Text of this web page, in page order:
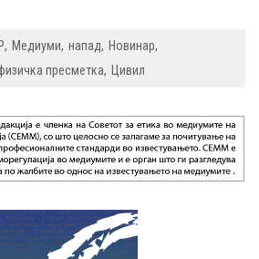
Медиуми напад
Новинар
пресметка Цивил